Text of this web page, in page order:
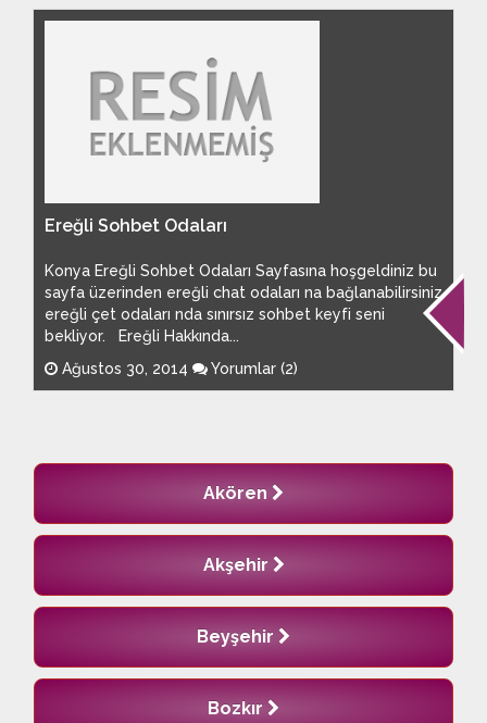
Ereğli Sohbet Odaları
Konya Ereğli Sohbet Odaları Sayfasına hoşgeldiniz bu
sayfa üzerinden ereğli chat odaları na bağlanabilirsiniz
ereğli çet odaları nda sınırsız sohbet keyfi seni
bekliyor. Ereğli Hakkında...
Ağustos 30, 2014
Yorumlar (2)
Akören
Akşehir
Beyşehir
Bozkır